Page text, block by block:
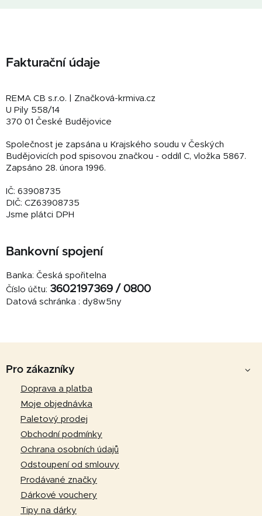
Fakturační údaje
REMA CB s.r.o. | Značková-krmiva.cz
U Pily 558/14
370 01 České Budějovice
Společnost je zapsána u Krajského soudu v Českých
Budějovicích pod spisovou značkou - oddíl C, vložka 5867.
Zapsáno 28. února 1996.
IČ: 63908735
DIČ: CZ63908735
Jsme plátci DPH
Bankovní spojení
Banka: Česká spořitelna
Číslo účtu: 3602197369 / 0800
Datová schránka : dy8w5ny
Pro zákazníky
Doprava a platba
Moje objednávka
Paletový prodej
Obchodní podmínky
Ochrana osobních údajů
Odstoupení od smlouvy
Prodávané značky
Dárkové vouchery
Tipy na dárky